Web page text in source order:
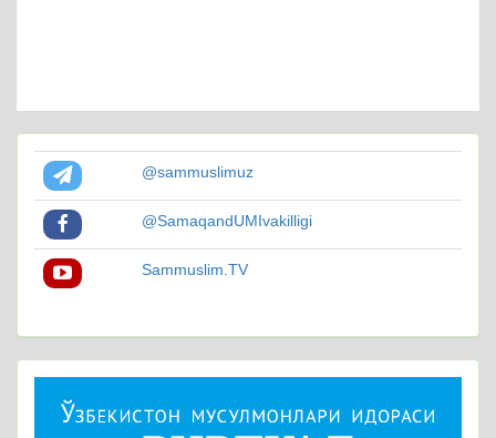
@sammuslimuz
@SamaqandUMIvakilligi
Sammuslim.TV